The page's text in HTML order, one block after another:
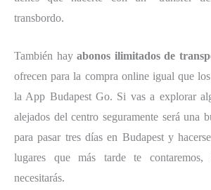
transbordo.
También hay abonos ilimitados de
ofrecen para la compra online igual que
la App Budapest Go. Si vas a explorar
alejados del centro seguramente será una
para pasar tres días en Budapest y
lugares que más tarde te
necesitarás.